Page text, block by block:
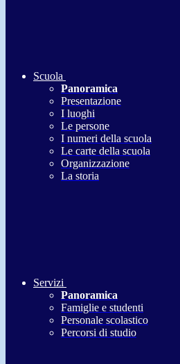
Scuola
Panoramica
Presentazione
I luoghi
Le persone
I numeri della scuola
Le carte della scuola
Organizzazione
La storia
Servizi
Panoramica
Famiglie e studenti
Personale scolastico
Percorsi di studio